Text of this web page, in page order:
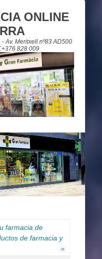
ONLINE
Av. Meritxell nº83 AD500
828 009
farmacia de
de farmacia y
»